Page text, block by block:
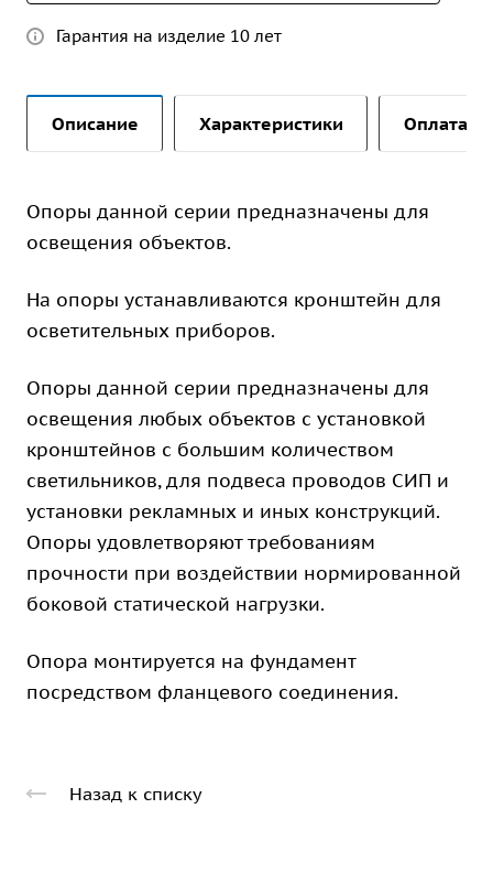
Гарантия на изделие 10 лет
Описание Характеристики Оплата и
Опоры данной серии предназначены для
освещения объектов.
На опоры устанавливаются кронштейн для
осветительных приборов.
Опоры данной серии предназначены для
освещения любых объектов с установкой
кронштейнов с большим количеством
светильников, для подвеса проводов СИП и
установки рекламных и иных конструкций.
Опоры удовлетворяют требованиям
прочности при воздействии нормированной
боковой статической нагрузки.
Опора монтируется на фундамент
посредством фланцевого соединения.
Назад к списку